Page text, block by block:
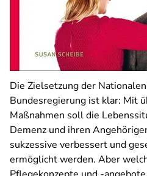
Die Zielsetzung der
Bundesregierung ist klar: Mit
Maßnahmen soll die
Demenz und ihren
sukzessive verbessert und
ermöglicht werden. Aber